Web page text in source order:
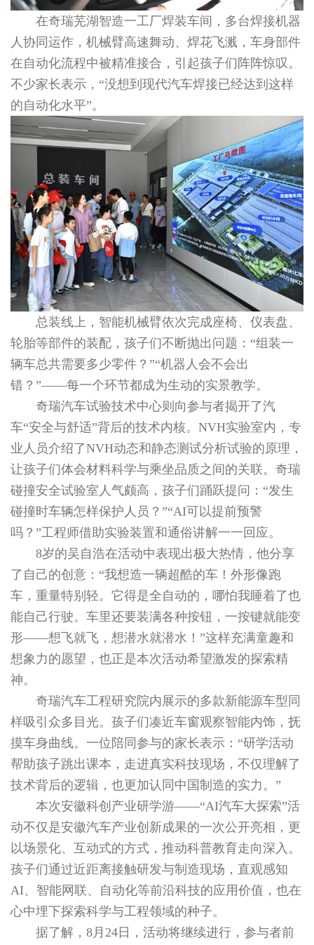
在奇瑞芜湖智造一工厂焊装车间，多台焊接机器
人协同运作，机械臂高速舞动、焊花飞溅，车身部件
在自动化流程中被精准接合，引起孩子们阵阵惊叹。
不少家长表示，“没想到现代汽车焊接已经达到这样
的自动化水平”。
总装线上，智能机械臂依次完成座椅、仪表盘、
轮胎等部件的装配，孩子们不断抛出问题：“组装一
辆车总共需要多少零件？”“机器人会不会出
错？”——每一个环节都成为生动的实景教学。
奇瑞汽车试验技术中心则向参与者揭开了汽
车“安全与舒适”背后的技术内核。NVH实验室内，专
业人员介绍了NVH动态和静态测试分析试验的原理，
让孩子们体会材料科学与乘坐品质之间的关联。奇瑞
碰撞安全试验室人气颇高，孩子们踊跃提问：“发生
碰撞时车辆怎样保护人员？”“AI可以提前预警
吗？”工程师借助实验装置和通俗讲解一一回应。
8岁的吴自浩在活动中表现出极大热情，他分享
了自己的创意：“我想造一辆超酷的车！外形像跑
车，重量特别轻。它得是全自动的，哪怕我睡着了也
能自己行驶。车里还要装满各种按钮，一按键就能变
形——想飞就飞，想潜水就潜水！”这样充满童趣和
想象力的愿望，也正是本次活动希望激发的探索精
神。
奇瑞汽车工程研究院内展示的多款新能源车型同
样吸引众多目光。孩子们凑近车窗观察智能内饰，抚
摸车身曲线。一位陪同参与的家长表示：“研学活动
帮助孩子跳出课本，走进真实科技现场，不仅理解了
技术背后的逻辑，也更加认同中国制造的实力。”
本次安徽科创产业研学游——“AI汽车大探索”活
动不仅是安徽汽车产业创新成果的一次公开亮相，更
以场景化、互动式的方式，推动科普教育走向深入。
孩子们通过近距离接触研发与制造现场，直观感知
AI、智能网联、自动化等前沿科技的应用价值，也在
心中埋下探索科学与工程领域的种子。
据了解，8月24日，活动将继续进行，参与者前